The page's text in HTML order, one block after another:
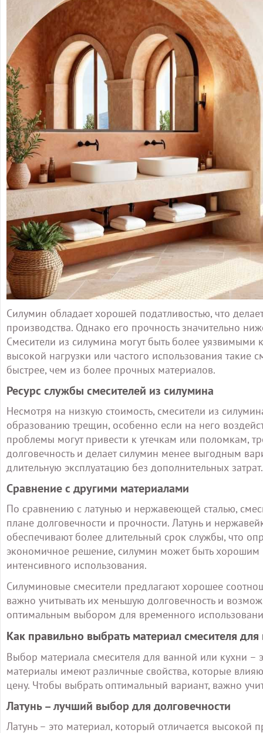
Силумин обладает хорошей податливостью, что
производства. Однако его прочность значительно
Смесители из силумина могут быть более
высокой нагрузки или частого использования такие
быстрее, чем из более прочных материалов.
Ресурс службы смесителей из силумина
Несмотря на низкую стоимость, смесители из
образованию трещин, особенно если на него
проблемы могут привести к утечкам или поломкам,
долговечность и делает силумин менее выгодным
длительную эксплуатацию без дополнительных затрат.
Сравнение с другими материалами
По сравнению с латунью и нержавеющей сталью,
плане долговечности и прочности. Латунь и
обеспечивают более длительный срок службы, что
экономичное решение, силумин может быть хорошим
интенсивного использования.
Силуминовые смесители предлагают хорошее
важно учитывать их меньшую долговечность и
оптимальным выбором для временного
Как правильно выбрать материал смесителя
Выбор материала смесителя для ванной или кухни –
материалы имеют различные свойства, которые
цену. Чтобы выбрать оптимальный вариант, важно
Латунь – лучший выбор для долговечности
Латунь – это материал, который отличается высокой